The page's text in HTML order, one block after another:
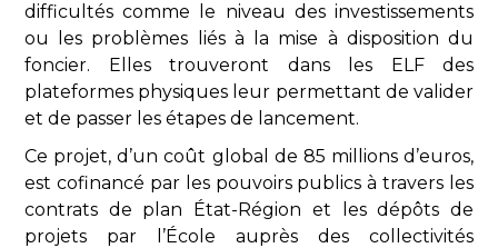
difficultés comme le niveau des investissements
ou les problèmes liés à la mise à disposition du
foncier. Elles trouveront dans les ELF des
plateformes physiques leur permettant de valider
et de passer les étapes de lancement.
Ce projet, d’un coût global de 85 millions d’euros,
est cofinancé par les pouvoirs publics à travers les
contrats de plan État-Région et les dépôts de
projets par l’École auprès des collectivités